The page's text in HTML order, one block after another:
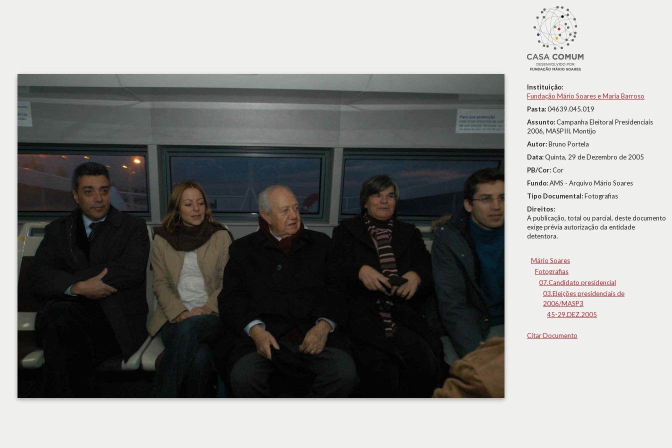
Instituição:
Fundação Mário Soares e Maria Barroso
Pasta:04639.045.019
Assunto:Campanha Eleitoral Presidenciais
2006, MASPIII. Montijo
Autor:Bruno Portela
Data:Quinta, 29 de Dezembro de 2005
PB/Cor:Cor
Fundo:AMS - Arquivo Mário Soares
Tipo Documental:Fotografias
Direitos:
A publicação, total ou parcial, deste documento
exige prévia autorização da entidade
detentora.
Mário Soares
Fotografias
07.Candidato presidencial
03.Eleições presidenciais de
2006/MASP3
45-29.DEZ.2005
Citar Documento